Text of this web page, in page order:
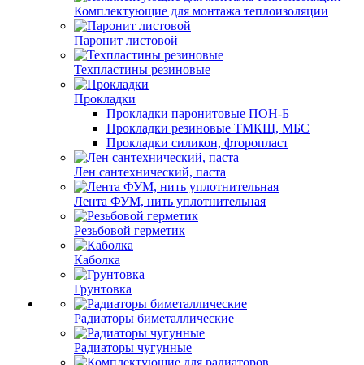
Комплектующие для монтажа теплоизоляции
Паронит листовой
Техпластины резиновые
Прокладки
Прокладки паронитовые ПОН-Б
Прокладки резиновые ТМКЩ, МБС
Прокладки силикон, фторопласт
Лен сантехнический, паста
Лента ФУМ, нить уплотнительная
Резьбовой герметик
Каболка
Грунтовка
Радиаторы биметаллические
Радиаторы чугунные